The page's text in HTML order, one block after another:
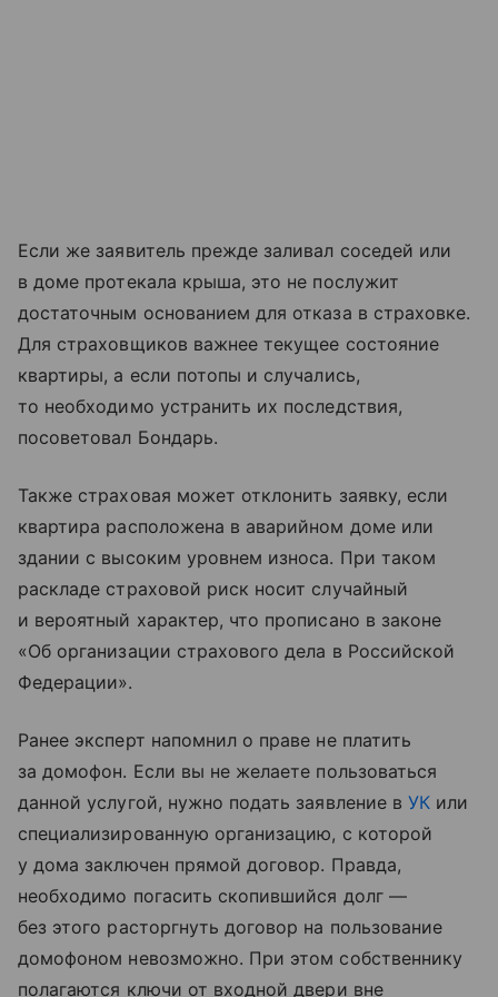
Если же заявитель прежде заливал соседей или
в доме протекала крыша, это не послужит
достаточным основанием для отказа в страховке.
Для страховщиков важнее текущее состояние
квартиры, а если потопы и случались,
то необходимо устранить их последствия,
посоветовал Бондарь.
Также страховая может отклонить заявку, если
квартира расположена в аварийном доме или
здании с высоким уровнем износа. При таком
раскладе страховой риск носит случайный
и вероятный характер, что прописано в законе
«Об организации страхового дела в Российской
Федерации».
Ранее эксперт напомнил о праве не платить
за домофон. Если вы не желаете пользоваться
данной услугой, нужно подать заявление в УК или
специализированную организацию, с которой
у дома заключен прямой договор. Правда,
необходимо погасить скопившийся долг —
без этого расторгнуть договор на пользование
домофоном невозможно. При этом собственнику
полагаются ключи от входной двери вне